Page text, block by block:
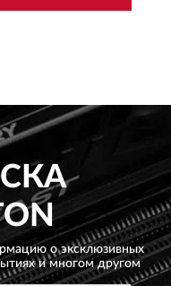
о эксклюзивных
и многом другом